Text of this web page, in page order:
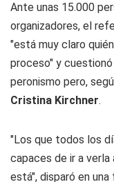
Ante unas 15.000
organizadores, el
"está muy claro
proceso" y cuestionó
peronismo pero,
Cristina Kirchner.
"Los que todos los
capaces de ir a verla
está", disparó en